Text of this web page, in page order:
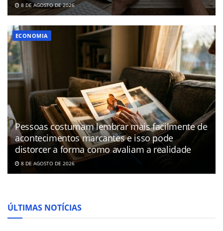
8 DE AGOSTO DE 2026
ECONOMIA
Pessoas costumam lembrar mais facilmente de
acontecimentos marcantes e isso pode
distorcer a forma como avaliam a realidade
8 DE AGOSTO DE 2026
ÚLTIMAS NOTÍCIAS